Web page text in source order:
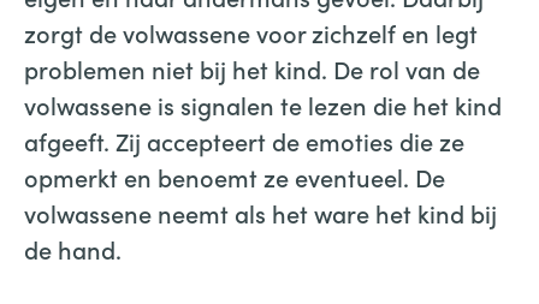
zorgt de volwassene voor zichzelf en legt
problemen niet bij het kind. De rol van de
volwassene is signalen te lezen die het kind
afgeeft. Zij accepteert de emoties die ze
opmerkt en benoemt ze eventueel. De
volwassene neemt als het ware het kind bij
de hand.